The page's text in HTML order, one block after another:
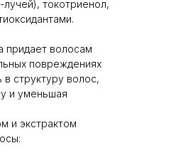
токотриенол,
придает волосам
повреждениях
структуру волос,
и уменьшая
и экстрактом